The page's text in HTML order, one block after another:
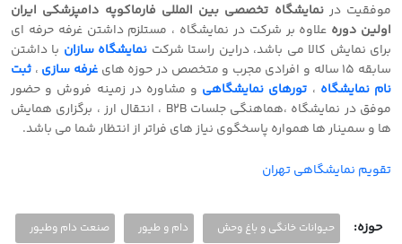
موفقیت درنمایشگاه تخصصی بین المللی فارماکوپه دامپزشکی ایران
اولین دوره علاوه بر شرکت در نمایشگاه ، مستلزم داشتن غرفه حرفه ای
برای نمایش کالا می باشد، دراین راستا شرکت نمایشگاه سازان با داشتن
سابقه 15 ساله و افرادی مجرب و متخصص در حوزه های
غرفه سازی ، ثبت
نام نمایشگاه ، تورهای نمایشگاهی و مشاوره در زمینه فروش و حضور
موفق در نمایشگاه ،هماهنگی جلسات B2B ، انتقال ارز ، برگزاری همایش
ها و سمینار ها همواره پاسخگوی نیاز های فراتر از انتظار شما می باشد.
تقویم نمایشگاهی تهران
حوزه: حیوانات خانگی و باغ وحش دام و طیور صنعت دام وطیور